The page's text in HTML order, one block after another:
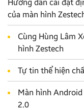
Hướng dẫn cài đặt
của màn hình
Cùng Hùng Lâm
hình Zestech
Tự tin thể hiện
Màn hình
2.0